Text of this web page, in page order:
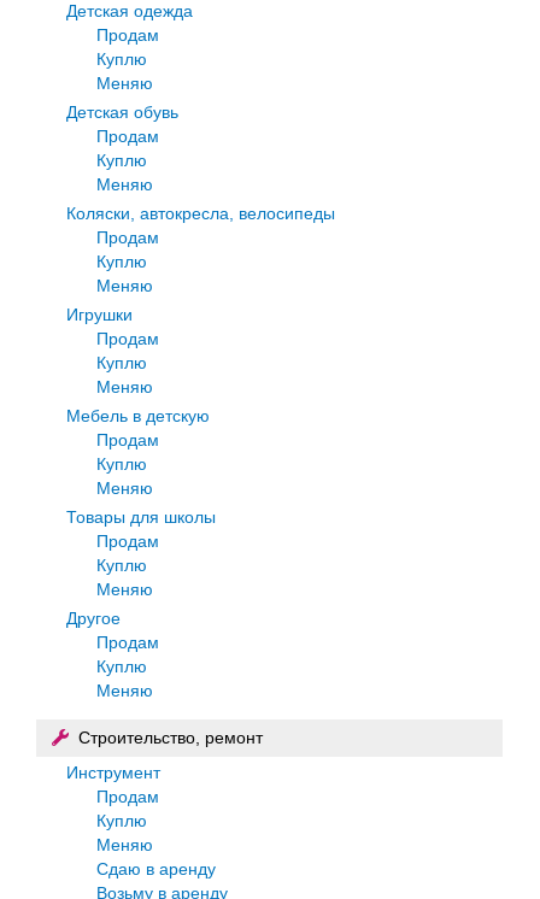
Детская одежда
Продам
Куплю
Меняю
Детская обувь
Продам
Куплю
Меняю
Коляски, автокресла, велосипеды
Продам
Куплю
Меняю
Игрушки
Продам
Куплю
Меняю
Мебель в детскую
Продам
Куплю
Меняю
Товары для школы
Продам
Куплю
Меняю
Другое
Продам
Куплю
Меняю
Строительство, ремонт
Инструмент
Продам
Куплю
Меняю
Сдаю в аренду
Возьму в аренду